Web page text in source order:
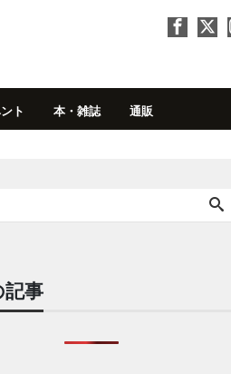
ト 本・雑誌 通販
記事